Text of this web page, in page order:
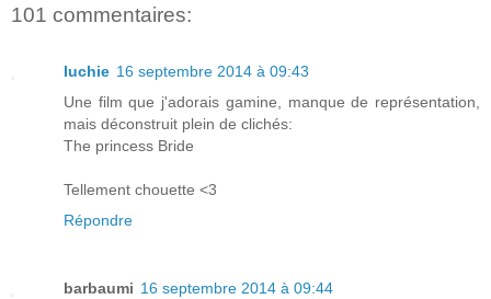
101 commentaires:
luchie 16 septembre 2014 à 09:43
Une film que j'adorais gamine, manque de représentation,
mais déconstruit plein de clichés:
The princess Bride
Tellement chouette <3
Répondre
barbaumi 16 septembre 2014 à 09:44